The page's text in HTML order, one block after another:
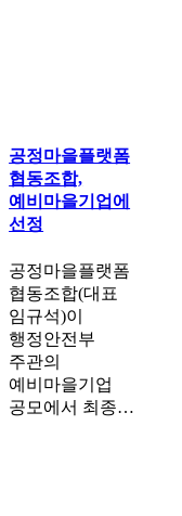
공정마을플랫폼
협동조합,
예비마을기업에
선정
공정마을플랫폼
협동조합(대표
임규석)이
행정안전부
주관의
예비마을기업
공모에서 최종…